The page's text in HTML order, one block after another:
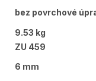
bez povrchové
9.53 kg
ZU 459
6 mm